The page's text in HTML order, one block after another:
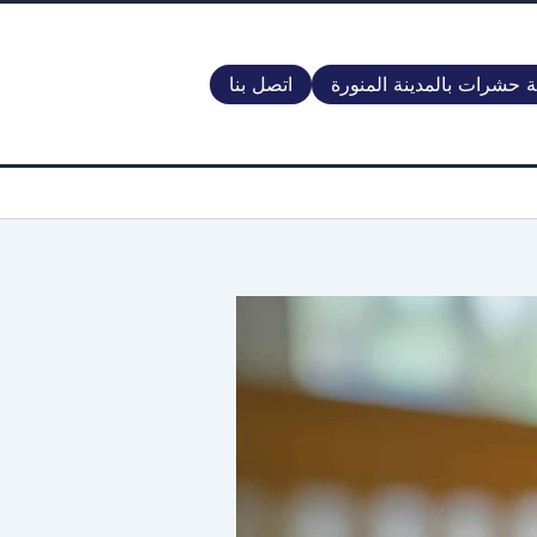
حشرات بالمدينة المنورة اتصل بنا